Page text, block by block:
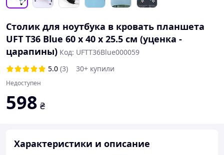
Столик для ноутбука в кровать планшета
UFT T36 Blue 60 x 40 x 25.5 см (уценка -
царапины) Код: UFTT36Blue000059
5.0 (3) 30+ купили
Недоступен
598 ₴
Характеристики и описание